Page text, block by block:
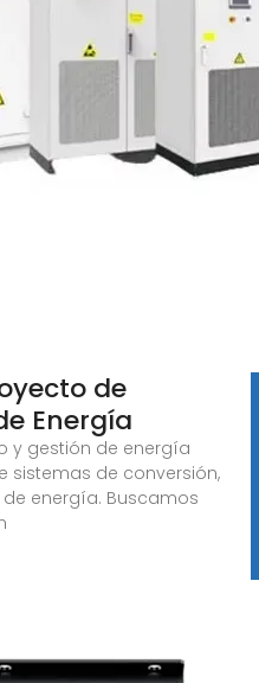
de
Energía
y gestión de energía
sistemas de conversión,
energía. Buscamos